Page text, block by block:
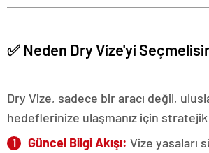
✅ Neden Dry Vize'yi
Dry Vize, sadece bir aracı değil,
hedeflerinize ulaşmanız için
Güncel Bilgi Akışı: Vize yasaları